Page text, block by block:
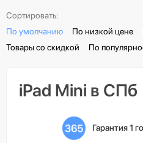
Сортировать:
По умолчанию
По низкой цене
Товары со скидкой
По
iPad Mini в СПб
Гарантия 1